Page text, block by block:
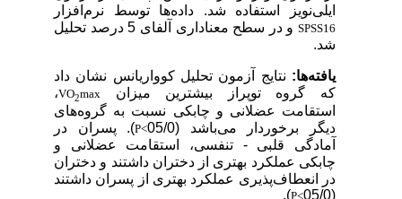
ایلی‌نویز استفاده شد. داده‌ها توسط نرم‌افزار
SPSS16
و در سطح معناداری آلفای 5 درصد تحلیل
شد.
یافته‌ها:نتایج آزمون تحلیل کوواریانس نشان داد
که گروه توپراز بیشترین میزان
VO2max
،
استقامت عضلانی و چابکی نسبت به گروه‌های
دیگر برخوردار می‌باشد (05/0
P<). پسران در
آمادگی قلبی - تنفسی، استقامت عضلانی و
چابکی عملکرد بهتری از دختران داشتند و دختران
در انعطاف‌پذیری عملکرد بهتری از پسران داشتند
P<
).